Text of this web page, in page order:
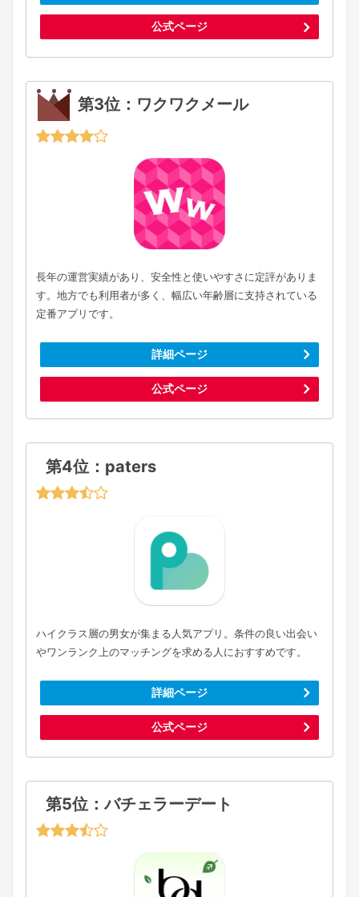
公式ページ
第3位：ワクワクメール
長年の運営実績があり、安全性と使いやすさに定評がありま
す。地方でも利用者が多く、幅広い年齢層に支持されている
定番アプリです。
詳細ページ
公式ページ
第4位：paters
ハイクラス層の男女が集まる人気アプリ。条件の良い出会い
やワンランク上のマッチングを求める人におすすめです。
詳細ページ
公式ページ
第5位：バチェラーデート